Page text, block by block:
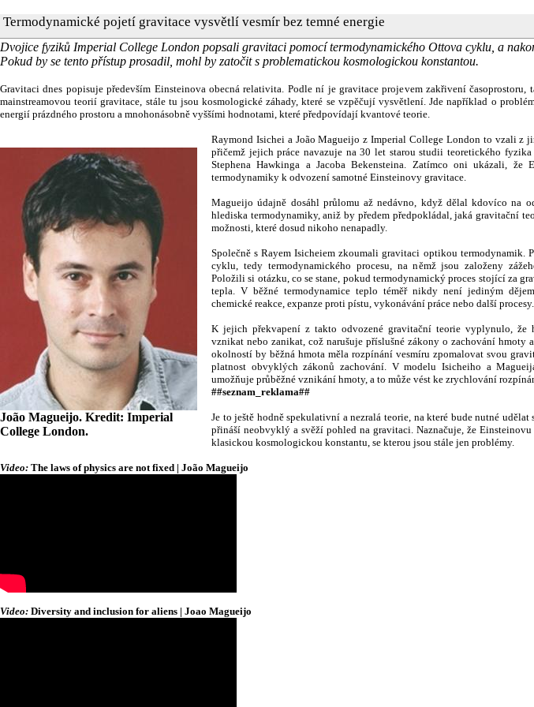
Termodynamické pojetí gravitace vysvětlí vesmír bez temné energie
Dvojice fyziků Imperial College London popsali gravitaci pomocí termodynamického Ottova cyklu, a
Pokud by se tento přístup prosadil, mohl by zatočit s problematickou kosmologickou konstantou.
Gravitaci dnes popisuje především Einsteinova obecná relativita. Podle ní je gravitace projevem zakřivení
mainstreamovou teorií gravitace, stále tu jsou kosmologické záhady, které se vzpěčují vysvětlení. Jde například o
energií prázdného prostoru a mnohonásobně vyššími hodnotami, které předpovídají kvantové teorie.
João Magueijo. Kredit: Imperial
College London.
Raymond Isichei a João Magueijo z Imperial College London to vzali z
přičemž jejich práce navazuje na 30 let starou studii teoretického
Stephena Hawkinga a Jacoba Bekensteina. Zatímco oni ukázali,
termodynamiky k odvození samotné Einsteinovy gravitace.
Magueijo údajně dosáhl průlomu až nedávno, když dělal kdovíco na
hlediska termodynamiky, aniž by předem předpokládal, jaká gravitační
možnosti, které dosud nikoho nenapadly.
Společně s Rayem Isicheiem zkoumali gravitaci optikou termodynamik.
cyklu, tedy termodynamického procesu, na němž jsou založeny
Položili si otázku, co se stane, pokud termodynamický proces stojící za
tepla. V běžné termodynamice teplo téměř nikdy není jediným
chemické reakce, expanze proti pístu, vykonávání práce nebo další procesy.
K jejich překvapení z takto odvozené gravitační teorie vyplynulo, že
vznikat nebo zanikat, což narušuje příslušné zákony o zachování hmoty
okolností by běžná hmota měla rozpínání vesmíru zpomalovat svou
platnost obvyklých zákonů zachování. V modelu Isicheiho a
umožňuje průběžné vznikání hmoty, a to může vést ke zrychlování
##seznam_reklama##
Je to ještě hodně spekulativní a nezralá teorie, na které bude nutné udělat
přináší neobvyklý a svěží pohled na gravitaci. Naznačuje, že
klasickou kosmologickou konstantu, se kterou jsou stále jen problémy.
Video: The laws of physics are not fixed | João Magueijo
Video: Diversity and inclusion for aliens | Joao Magueijo